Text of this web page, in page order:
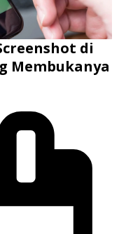
di
Membukanya